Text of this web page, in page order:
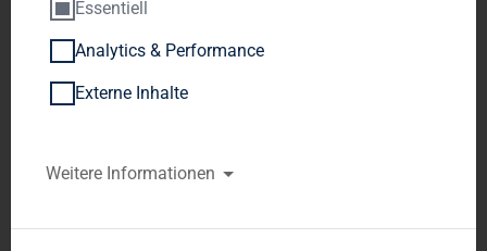
TAG Immobilien AG:
Starke operative
Entwicklung zum 30.
wachsende Ergebnisse für
Essentiell
Analytics & Performance
Externe Inhalte
Weitere Informationen